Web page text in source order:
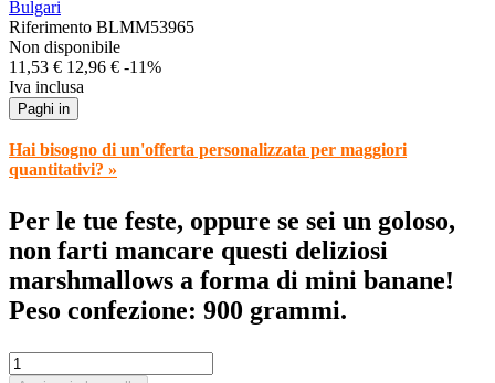
Bulgari
Riferimento BLMM53965
Non disponibile
11,53 € 12,96 € -11%
Iva inclusa
Paghi in
Hai bisogno di un'offerta personalizzata per maggiori
quantitativi? »
Per le tue feste, oppure se sei un goloso,
non farti mancare questi deliziosi
marshmallows a forma di mini banane!
Peso confezione: 900 grammi.